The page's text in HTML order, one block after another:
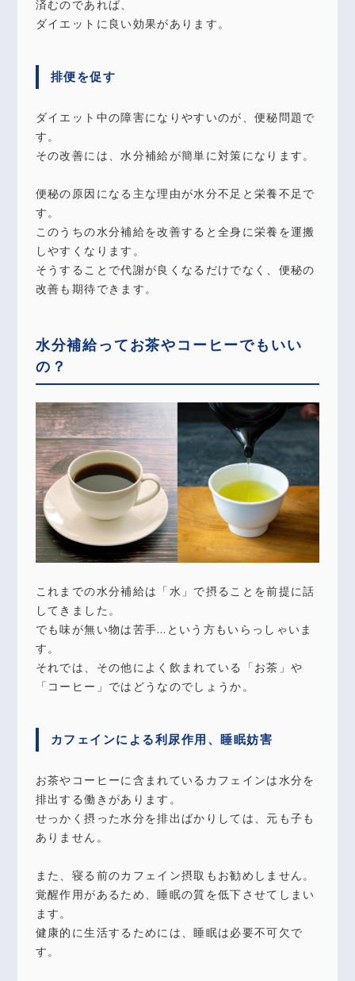
済むのであれば、
ダイエットに良い効果があります。
排便を促す
ダイエット中の障害になりやすいのが、便秘問題で
す。
その改善には、水分補給が簡単に対策になります。
便秘の原因になる主な理由が水分不足と栄養不足で
す。
このうちの水分補給を改善すると全身に栄養を運搬
しやすくなります。
そうすることで代謝が良くなるだけでなく、便秘の
改善も期待できます。
水分補給ってお茶やコーヒーでもいい
の？
これまでの水分補給は「水」で摂ることを前提に話
してきました。
でも味が無い物は苦手…という方もいらっしゃいま
す。
それでは、その他によく飲まれている「お茶」や
「コーヒー」ではどうなのでしょうか。
カフェインによる利尿作用、睡眠妨害
お茶やコーヒーに含まれているカフェインは水分を
排出する働きがあります。
せっかく摂った水分を排出ばかりしては、元も子も
ありません。
また、寝る前のカフェイン摂取もお勧めしません。
覚醒作用があるため、睡眠の質を低下させてしまい
ます。
健康的に生活するためには、睡眠は必要不可欠で
す。